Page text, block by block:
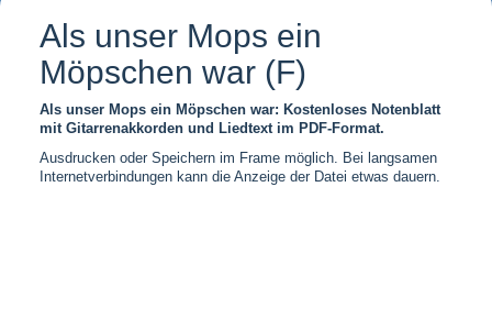
Als unser Mops ein
Möpschen war (F)
Als unser Mops ein Möpschen war: Kostenloses Notenblatt
mit Gitarrenakkorden und Liedtext im PDF-Format.
Ausdrucken oder Speichern im Frame möglich. Bei langsamen
Internetverbindungen kann die Anzeige der Datei etwas dauern.